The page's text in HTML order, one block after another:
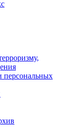
персональных